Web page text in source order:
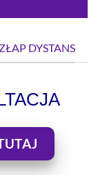
DYSTANS